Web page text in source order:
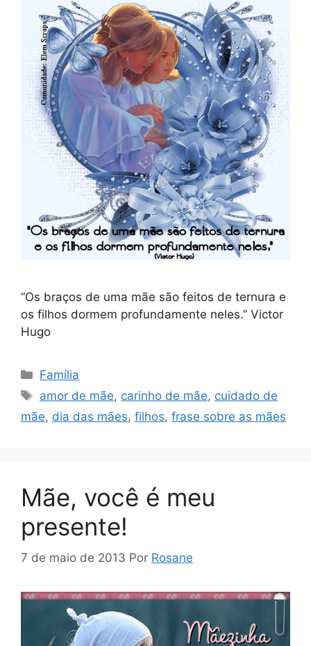
“Os braços de uma mãe são feitos de ternura e
os filhos dormem profundamente neles.” Victor
Hugo
Categorias
Família
Tags
amor de mãe, carinho de mãe, cuidado de
mãe, dia das mães, filhos, frase sobre as mães
Mãe, você é meu
presente!
7 de maio de 2013 Por Rosane